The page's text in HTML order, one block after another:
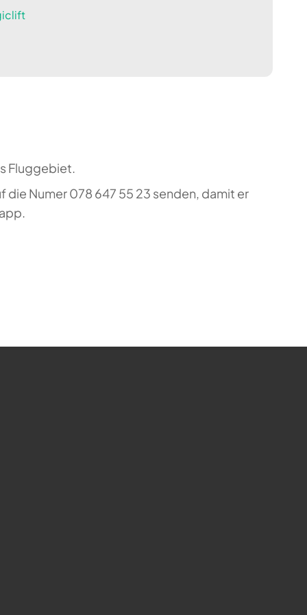
Fluggebiet.
die Numer 078 647 55 23 senden, damit er